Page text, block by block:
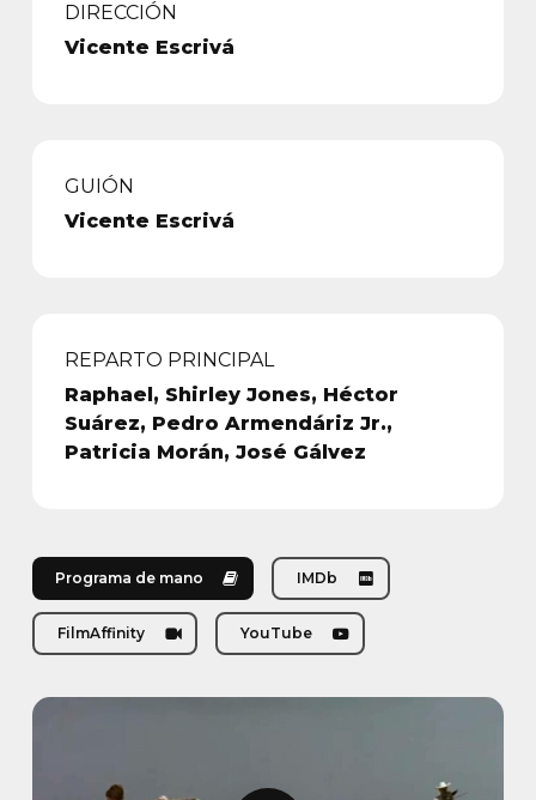
Play Video
Play Video
DIRECCIÓN
Vicente Escrivá
GUIÓN
Vicente Escrivá
REPARTO PRINCIPAL
Raphael, Shirley Jones, Héctor
Suárez, Pedro Armendáriz Jr.,
Patricia Morán, José Gálvez
Programa de mano IMDb
FilmAffinity YouTube